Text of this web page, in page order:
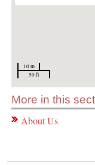
10 m
50 ft
More in this
About Us